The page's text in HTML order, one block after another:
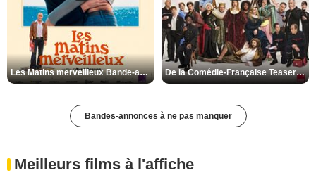
Les Matins merveilleux Bande-annonce VF De la Comédie-Française Teaser VF
Bandes-annonces à ne pas manquer
Meilleurs films à l'affiche